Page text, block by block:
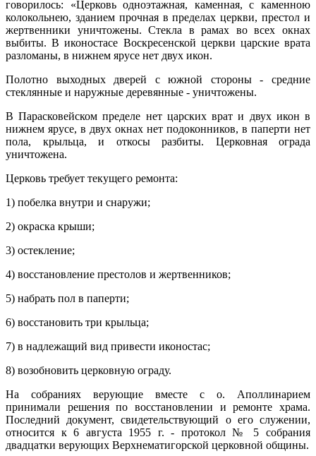
говорилось: «Церковь одноэтажная, каменная, с каменною
колокольнею, зданием прочная в пределах церкви, престол и
жертвенники уничтожены. Стекла в рамах во всех окнах
выбиты. В иконостасе Воскресенской церкви царские врата
разломаны, в нижнем ярусе нет двух икон.
Полотно выходных дверей с южной стороны - средние
стеклянные и наружные деревянные - уничтожены.
В Парасковейском пределе нет царских врат и двух икон в
нижнем ярусе, в двух окнах нет подоконников, в паперти нет
пола, крыльца, и откосы разбиты. Церковная ограда
уничтожена.
Церковь требует текущего ремонта:
1) побелка внутри и снаружи;
2) окраска крыши;
3) остекление;
4) восстановление престолов и жертвенников;
5) набрать пол в паперти;
6) восстановить три крыльца;
7) в надлежащий вид привести иконостас;
8) возобновить церковную ограду.
На собраниях верующие вместе с о. Аполлинарием
принимали решения по восстановлении и ремонте храма.
Последний документ, свидетельствующий о его служении,
относится к 6 августа 1955 г. - протокол № 5 собрания
двадцатки верующих Верхнематигорской церковной общины.